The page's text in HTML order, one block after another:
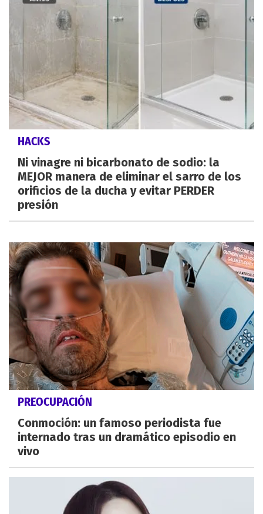
HACKS
Ni vinagre ni bicarbonato de sodio: la
MEJOR manera de eliminar el sarro de los
orificios de la ducha y evitar PERDER
presión
PREOCUPACIÓN
Conmoción: un famoso periodista fue
internado tras un dramático episodio en
vivo